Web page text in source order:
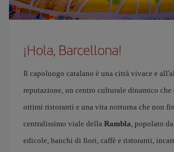
¡Hola, Barcellona!
Il capoluogo catalano è una città vivace e
reputazione, un centro culturale dinamico
ottimi ristoranti e una vita notturna che non
centralissimo viale della Rambla, popolato
edicole, banchi di fiori, caffè e ristoranti,